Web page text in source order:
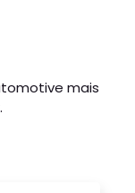
mais